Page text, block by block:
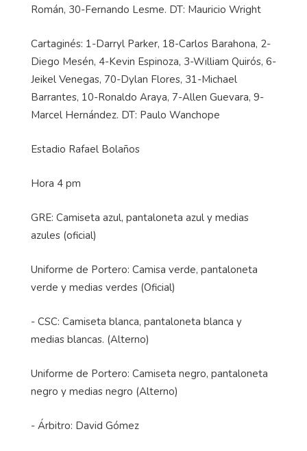
Román, 30-Fernando Lesme. DT: Mauricio Wright
Cartaginés: 1-Darryl Parker, 18-Carlos Barahona, 2-
Diego Mesén, 4-Kevin Espinoza, 3-William Quirós, 6-
Jeikel Venegas, 70-Dylan Flores, 31-Michael
Barrantes, 10-Ronaldo Araya, 7-Allen Guevara, 9-
Marcel Hernández. DT: Paulo Wanchope
Estadio Rafael Bolaños
Hora 4 pm
GRE: Camiseta azul, pantaloneta azul y medias
azules (oficial)
Uniforme de Portero: Camisa verde, pantaloneta
verde y medias verdes (Oficial)
- CSC: Camiseta blanca, pantaloneta blanca y
medias blancas. (Alterno)
Uniforme de Portero: Camiseta negro, pantaloneta
negro y medias negro (Alterno)
- Árbitro: David Gómez